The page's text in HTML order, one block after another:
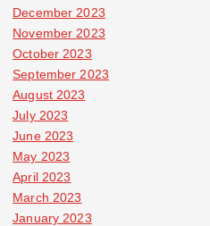
December 2023
November 2023
October 2023
September 2023
August 2023
July 2023
June 2023
May 2023
April 2023
March 2023
January 2023